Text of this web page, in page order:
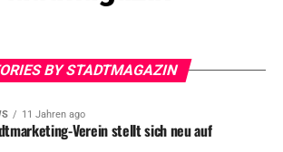
BY STADTMAGAZIN
11 Jahren ago
Verein stellt sich neu auf